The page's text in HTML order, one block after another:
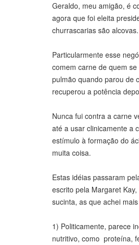
Geraldo, meu amigão, é
agora que foi eleita
churrascarias são
Particularmente esse
comem carne de quem
pulmão quando parou de
recuperou a potência
Nunca fui contra a carne
até a usar clinicamente a
estímulo à formação do
muita coisa.
Estas idéias passaram
escrito pela Margaret
sucinta, as que achei
1) Politicamente, parece
nutritivo, como proteína,